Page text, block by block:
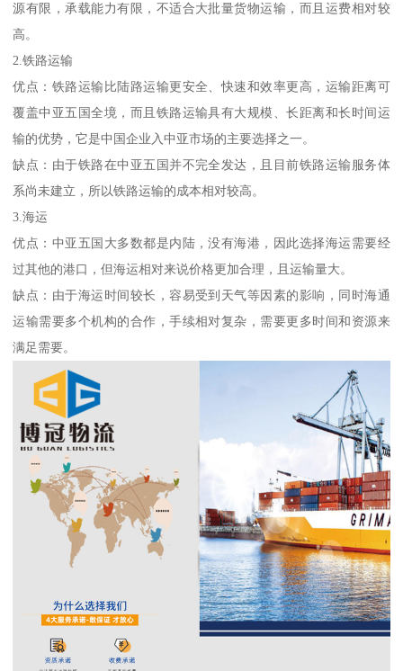
源有限，承载能力有限，不适合大批量货物运输，而且运费相对较
高。
2.铁路运输
优点：铁路运输比陆路运输更安全、快速和效率更高，运输距离可
覆盖中亚五国全境，而且铁路运输具有大规模、长距离和长时间运
输的优势，它是中国企业入中亚市场的主要选择之一。
缺点：由于铁路在中亚五国并不完全发达，且目前铁路运输服务体
系尚未建立，所以铁路运输的成本相对较高。
3.海运
优点：中亚五国大多数都是内陆，没有海港，因此选择海运需要经
过其他的港口，但海运相对来说价格更加合理，且运输量大。
缺点：由于海运时间较长，容易受到天气等因素的影响，同时海通
运输需要多个机构的合作，手续相对复杂，需要更多时间和资源来
满足需要。